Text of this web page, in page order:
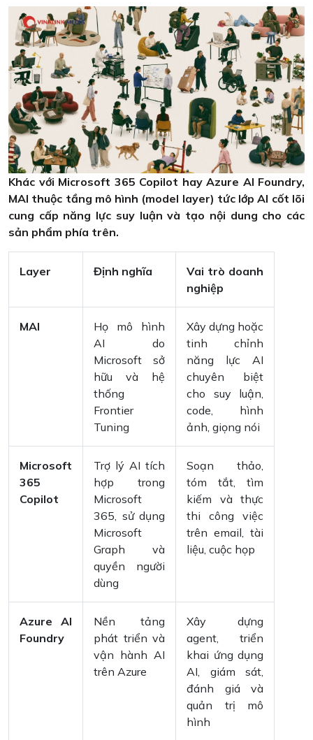
Khác với Microsoft 365 Copilot hay Azure AI Foundry,
MAI thuộc tầng mô hình (model layer) tức lớp AI cốt lõi
cung cấp năng lực suy luận và tạo nội dung cho các
sản phẩm phía trên.
Layer Định nghĩa
Vai trò doanh
nghiệp
MAI
Họ mô hình
AI do
Microsoft sở
hữu và hệ
thống
Frontier
Tuning
Xây dựng hoặc
tinh chỉnh
năng lực AI
chuyên biệt
cho suy luận,
code, hình
ảnh, giọng nói
Microsoft
365
Copilot
Trợ lý AI tích
hợp trong
Microsoft
365, sử dụng
Microsoft
Graph và
quyền người
dùng
Soạn thảo,
tóm tắt, tìm
kiếm và thực
thi công việc
trên email, tài
liệu, cuộc họp
Azure AI
Foundry
Nền tảng
phát triển và
vận hành AI
trên Azure
Xây dựng
agent, triển
khai ứng dụng
AI, giám sát,
đánh giá và
quản trị mô
hình